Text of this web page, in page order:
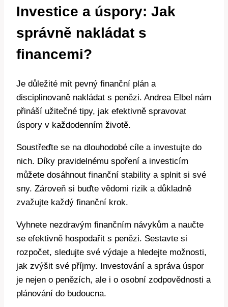
Investice a úspory: Jak
správně nakládat s
financemi?
Je důležité mít pevný finanční plán a
disciplinovaně nakládat s penězi. Andrea Elbel nám
přináší užitečné tipy, jak efektivně spravovat
úspory v každodenním životě.
Soustřeďte se na dlouhodobé cíle a investujte do
nich. Díky pravidelnému spoření a investicím
můžete dosáhnout finanční stability a splnit si své
sny. Zároveň si buďte vědomi rizik a důkladně
zvažujte každý finanční krok.
Vyhnete nezdravým finančním návykům a naučte
se efektivně hospodařit s penězi. Sestavte si
rozpočet, sledujte své výdaje a hledejte možnosti,
jak zvýšit své příjmy. Investování a správa úspor
je nejen o penězích, ale i o osobní zodpovědnosti a
plánování do budoucna.